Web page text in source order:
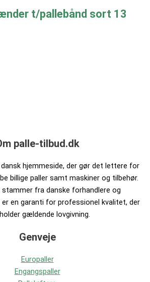
t/pallebånd sort 13
palle-tilbud.dk
dansk hjemmeside, der gør det lettere for
billige paller samt maskiner og tilbehør.
fra danske forhandlere og
en garanti for professionel kvalitet, der
gældende lovgivning.
Genveje
Europaller
Engangspaller